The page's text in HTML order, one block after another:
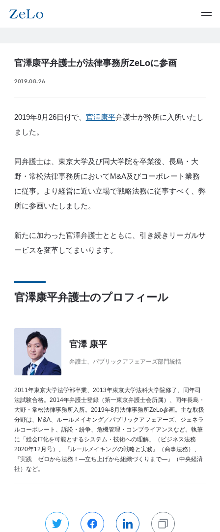
官澤康平弁護士が法律事務所ZeLoに参画
2019.08.26
2019年8月26日付で、 官澤康平弁護士が弊所に入所いたし
ました。
同弁護士は、東京大学及び同大学院を卒業後、長島・大
野・常松法律事務所においてM&A及びコーポレート業務
に従事。より経営に近い立場で戦略法務に従事すべく、弊
所に参画いたしました。
新たに加わった官澤弁護士とともに、引き続きリーガルサ
ービスを変革してまいります。
官澤康平弁護士のプロフィール
官澤 康平
弁護士、パブリックアフェアーズ部門統括
2011年東京大学法学部卒業、2013年東京大学法科大学院修了、同年司
法試験合格。2014年弁護士登録（第一東京弁護士会所属）、同年長島・
大野・常松法律事務所入所。2019年8月法律事務所ZeLo参画。主な取扱
分野は、M&A、ルールメイキング／パブリックアフェアーズ、ジェネラ
ルコーポレート、訴訟・紛争、危機管理・コンプライアンスなど。執筆
に「総会IT化を可能とするシステム・技術への理解」（ビジネス法務
2020年12月号）、『ルールメイキングの戦略と実務』（商事法務）、
『実践 ゼロから法務！―立ち上げから組織づくりまで―』（中央経済
社）など。